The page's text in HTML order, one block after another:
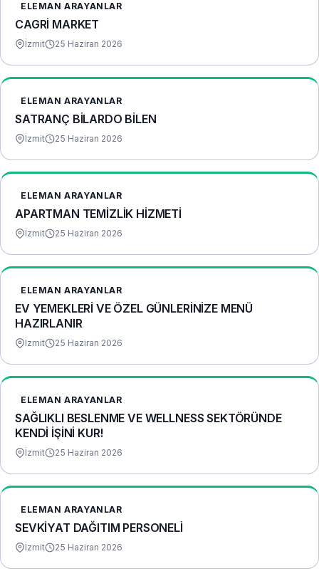
ELEMAN ARAYANLAR
CAGRİ MARKET
İzmit 25 Haziran 2026
ELEMAN ARAYANLAR
SATRANÇ BİLARDO BİLEN
İzmit 25 Haziran 2026
ELEMAN ARAYANLAR
APARTMAN TEMİZLİK HİZMETİ
İzmit 25 Haziran 2026
ELEMAN ARAYANLAR
EV YEMEKLERİ VE ÖZEL GÜNLERİNİZE MENÜ
HAZIRLANIR
İzmit 25 Haziran 2026
ELEMAN ARAYANLAR
​SAĞLIKLI BESLENME VE WELLNESS SEKTÖRÜNDE
KENDİ İŞİNİ KUR!
İzmit 25 Haziran 2026
ELEMAN ARAYANLAR
SEVKİYAT DAĞITIM PERSONELİ
İzmit 25 Haziran 2026